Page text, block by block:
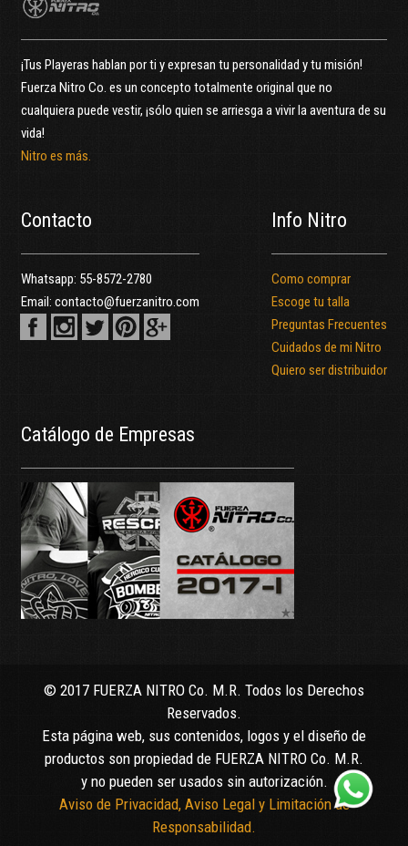
¡Tus Playeras hablan por ti y expresan tu personalidad y tu misión!
Fuerza Nitro Co. es un concepto totalmente original que no
cualquiera puede vestir, ¡sólo quien se arriesga a vivir la aventura de su
vida!
Nitro es más.
Contacto
Whatsapp: 55-8572-2780
Email: contacto@fuerzanitro.com
Info Nitro
Como comprar
Escoge tu talla
Preguntas Frecuentes
Cuidados de mi Nitro
Quiero ser distribuidor
Catálogo de Empresas
© 2017 FUERZA NITRO Co. M.R. Todos los Derechos
Reservados.
Esta página web, sus contenidos, logos y el diseño de
productos son propiedad de FUERZA NITRO Co. M.R.
y no pueden ser usados sin autorización.
Aviso de Privacidad, Aviso Legal y Limitación de
Responsabilidad.